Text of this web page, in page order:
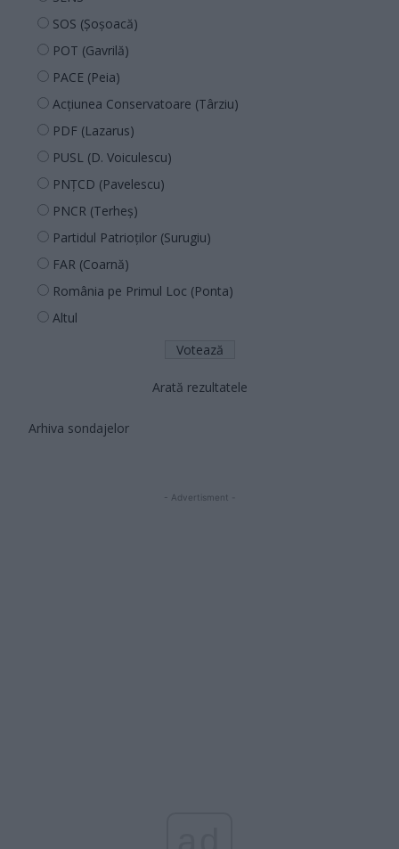
SOS (Șoșoacă)
POT (Gavrilă)
PACE (Peia)
Acțiunea Conservatoare (Târziu)
PDF (Lazarus)
PUSL (D. Voiculescu)
PNȚCD (Pavelescu)
PNCR (Terheș)
Partidul Patrioților (Surugiu)
FAR (Coarnă)
România pe Primul Loc (Ponta)
Altul
Arată rezultatele
Arhiva sondajelor
- Advertisment -